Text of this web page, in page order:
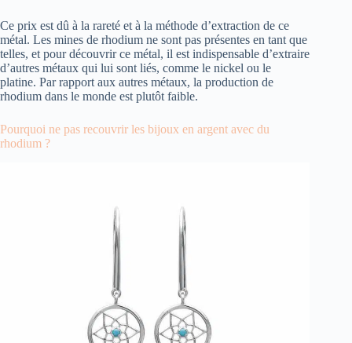
Ce prix est dû à la rareté et à la méthode d’extraction de ce
métal. Les mines de rhodium ne sont pas présentes en tant que
telles, et pour découvrir ce métal, il est indispensable d’extraire
d’autres métaux qui lui sont liés, comme le nickel ou le
platine. Par rapport aux autres métaux, la production de
rhodium dans le monde est plutôt faible.
Pourquoi ne pas recouvrir les bijoux en argent avec du
rhodium ?